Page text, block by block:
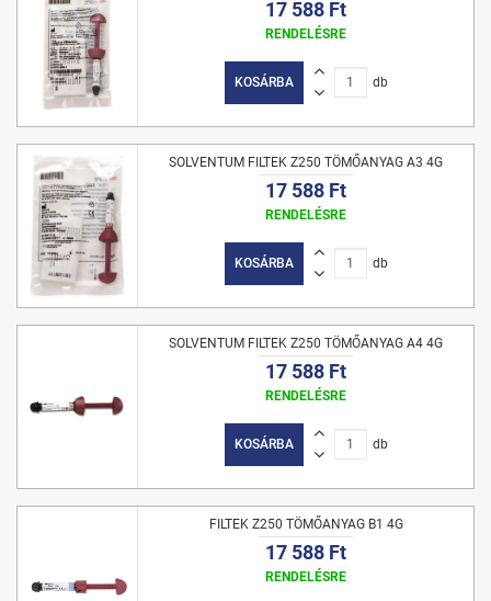
17 588 Ft
RENDELÉSRE
KOSÁRBA db
SOLVENTUM FILTEK Z250 TÖMŐANYAG A3 4G
17 588 Ft
RENDELÉSRE
KOSÁRBA db
SOLVENTUM FILTEK Z250 TÖMŐANYAG A4 4G
17 588 Ft
RENDELÉSRE
KOSÁRBA db
FILTEK Z250 TÖMŐANYAG B1 4G
17 588 Ft
RENDELÉSRE